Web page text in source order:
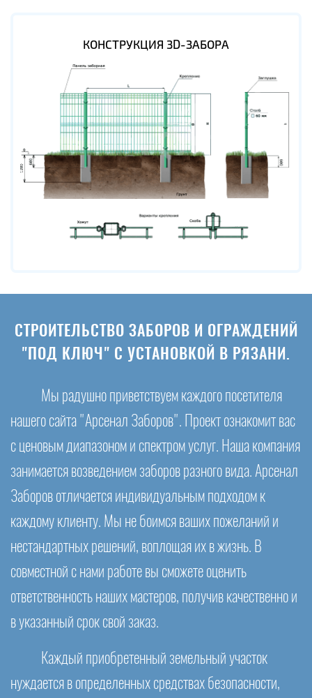
КОНСТРУКЦИЯ 3D-ЗАБОРА
СТРОИТЕЛЬСТВО ЗАБОРОВ И ОГРАЖДЕНИЙ
"ПОД КЛЮЧ" С УСТАНОВКОЙ В РЯЗАНИ.
Мы радушно приветствуем каждого посетителя
нашего сайта "Арсенал Заборов". Проект ознакомит вас
с ценовым диапазоном и спектром услуг. Наша компания
занимается возведением заборов разного вида. Арсенал
Заборов отличается индивидуальным подходом к
каждому клиенту. Мы не боимся ваших пожеланий и
нестандартных решений, воплощая их в жизнь. В
совместной с нами работе вы сможете оценить
ответственность наших мастеров, получив качественно и
в указанный срок свой заказ.
Каждый приобретенный земельный участок
нуждается в определенных средствах безопасности,